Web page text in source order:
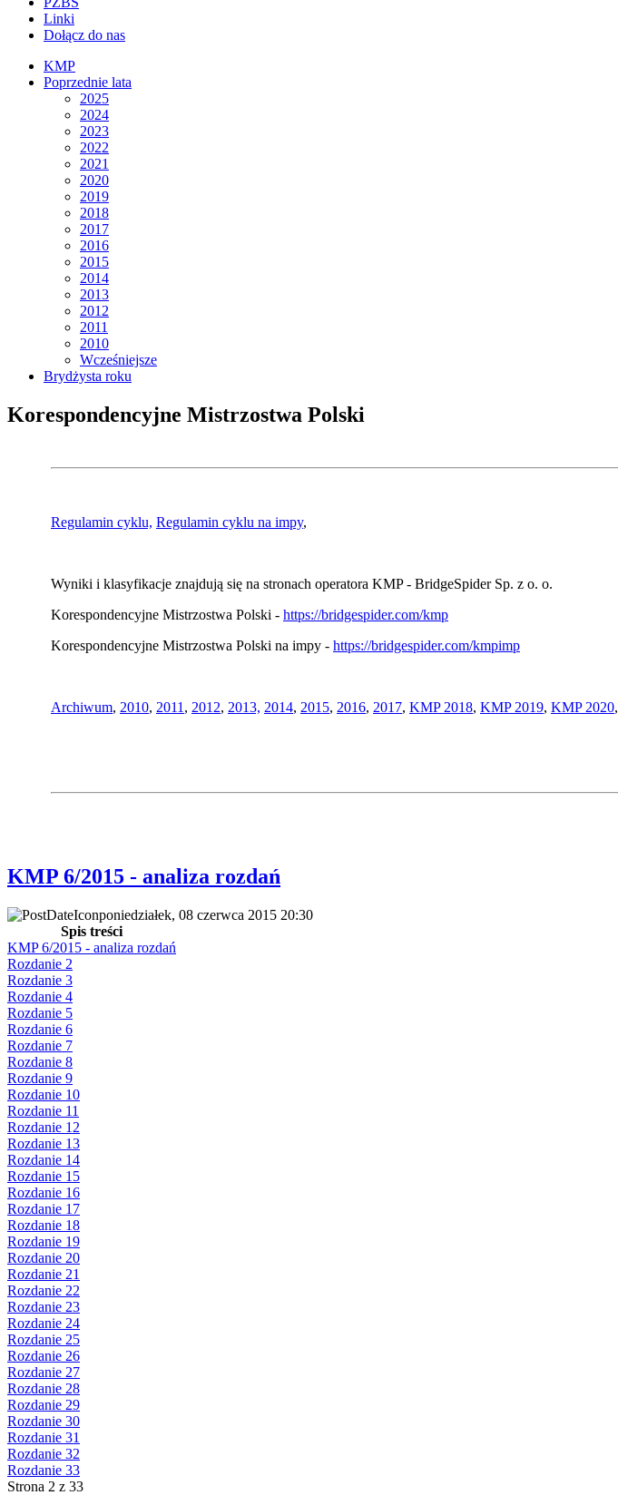
Linki
Dołącz do nas
KMP
Poprzednie lata
2025
2024
2023
2022
2021
2020
2019
2018
2017
2016
2015
2014
2013
2012
2011
2010
Wcześniejsze
Brydżysta roku
Korespondencyjne Mistrzostwa Polski
Regulamin cyklu, Regulamin cyklu na impy,
Wyniki i klasyfikacje znajdują się na stronach operatora KMP - BridgeSpider Sp. z o. o.
Korespondencyjne Mistrzostwa Polski - https://bridgespider.com/kmp
Korespondencyjne Mistrzostwa Polski na impy - https://bridgespider.com/kmpimp
Archiwum, 2010, 2011 , 2012, 2013, 2014, 2015, 2016, 2017, KMP 2018, KMP 2019, KMP 2020,
KMP 6/2015 - analiza rozdań
poniedziałek, 08 czerwca 2015 20:30
Spis treści
KMP 6/2015 - analiza rozdań
Rozdanie 2
Rozdanie 3
Rozdanie 4
Rozdanie 5
Rozdanie 6
Rozdanie 7
Rozdanie 8
Rozdanie 9
Rozdanie 10
Rozdanie 11
Rozdanie 12
Rozdanie 13
Rozdanie 14
Rozdanie 15
Rozdanie 16
Rozdanie 17
Rozdanie 18
Rozdanie 19
Rozdanie 20
Rozdanie 21
Rozdanie 22
Rozdanie 23
Rozdanie 24
Rozdanie 25
Rozdanie 26
Rozdanie 27
Rozdanie 28
Rozdanie 29
Rozdanie 30
Rozdanie 31
Rozdanie 32
Rozdanie 33
Strona 2 z 33